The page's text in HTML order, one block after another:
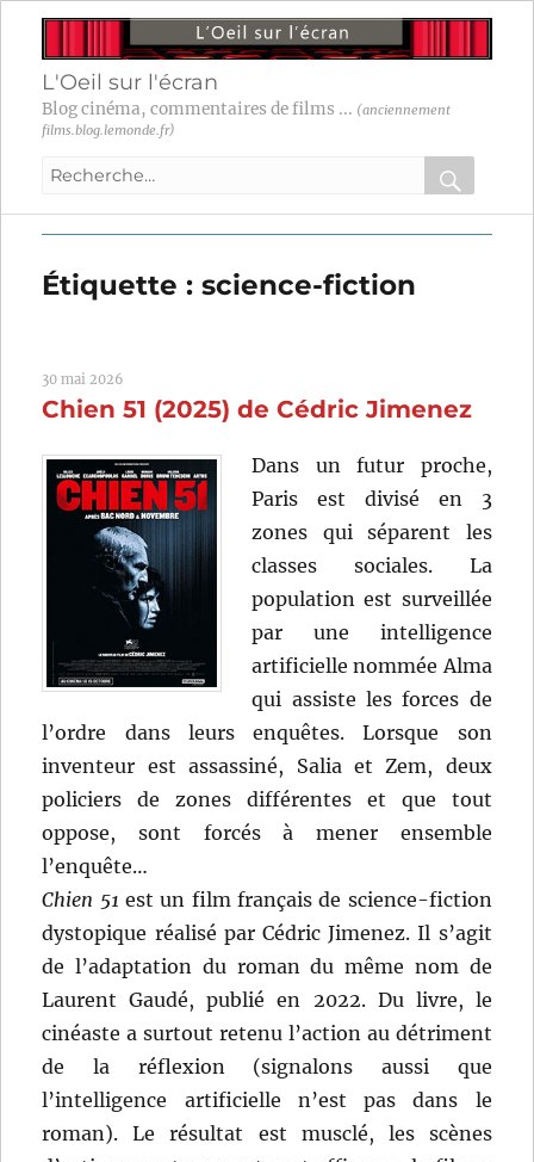
L'Oeil sur l'écran
Blog cinéma, commentaires de films ... (anciennement
films.blog.lemonde.fr)
Recherche
:
OK
Étiquette :science-fiction
30 mai 2026
Chien 51 (2025) de Cédric Jimenez
Dans un futur proche,
Paris est divisé en 3
zones qui séparent les
classes sociales. La
population est surveillée
par une intelligence
artificielle nommée Alma
qui assiste les forces de
l’ordre dans leurs enquêtes. Lorsque son
inventeur est assassiné, Salia et Zem, deux
policiers de zones différentes et que tout
oppose, sont forcés à mener ensemble
l’enquête…
Chien 51 est un film français de science-fiction
dystopique réalisé par Cédric Jimenez. Il s’agit
de l’adaptation du roman du même nom de
Laurent Gaudé, publié en 2022. Du livre, le
cinéaste a surtout retenu l’action au détriment
de la réflexion (signalons aussi que
l’intelligence artificielle n’est pas dans le
roman). Le résultat est musclé, les scènes